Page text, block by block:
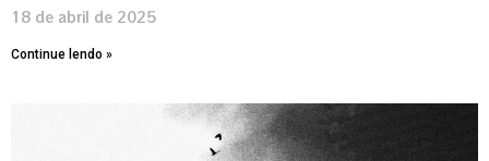
18 de abril de 2025
Continue lendo »